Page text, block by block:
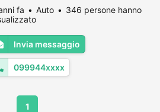
***AUDI Q5 2.0TDI 150CV
SPORT*** -MODELLO SPORT -UNICO
-KM146000 TAGLIANDATA -FULL
-NAVIGATORE CARTOGRAFICO -
-FARI A LED -COMPIUTER DI
-CLIMATIZATORE -STEREO A CD
fa Auto
346 persone hanno
Invia messaggio
099944xxxx
1